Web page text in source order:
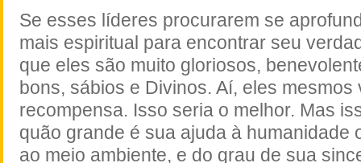
Se esses líderes procurarem se
mais espiritual para encontrar seu
que eles são muito gloriosos,
bons, sábios e Divinos. Aí, eles mesmos
recompensa. Isso seria o melhor. Mas
quão grande é sua ajuda à humanidade
ao meio ambiente, e do grau de sua